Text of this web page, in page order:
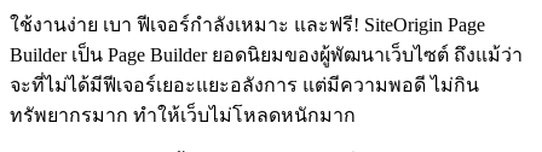
ใช้งานง่าย เบา ฟีเจอร์กำลังเหมาะ และฟรี! SiteOrigin Page
Builder เป็น Page Builder ยอดนิยมของผู้พัฒนาเว็บไซต์ ถึงแม้ว่า
จะที่ไม่ได้มีฟีเจอร์เยอะแยะอลังการ แต่มีความพอดี ไม่กิน
ทรัพยากรมาก ทำให้เว็บไม่โหลดหนักมาก